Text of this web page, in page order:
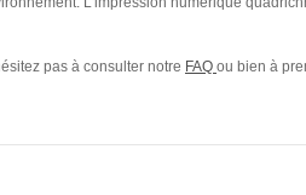
pas à consulter notre FAQ ou bien à